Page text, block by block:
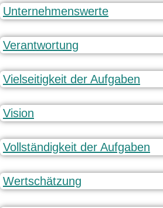
Unternehmenswerte
Verantwortung
Vielseitigkeit der Aufgaben
Vision
Vollständigkeit der Aufgaben
Wertschätzung